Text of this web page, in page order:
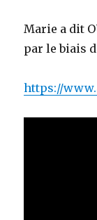
Marie a dit
par le biais
https://